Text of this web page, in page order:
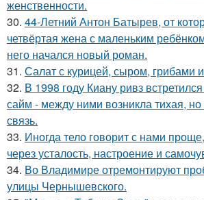
женственности.
30. 44-Летний Антон Батырев, от
четвёртая жена с маленьким
него начался новый роман.
31. Салат с курицей, сыром, грибами
32. В 1998 году Киану ривз
сайм - между ними возникла тихая, но
связь.
33. Иногда тело говорит с нами
через усталость, настроение и
34. Во Владимире отремонтируют
улицы Чернышевского.